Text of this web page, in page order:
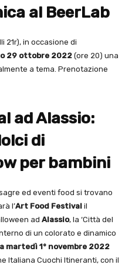
al BeerLab
21r), in occasione di
29 ottobre 2022 (ore 20) una
a tema. Prenotazione
ad Alassio:
di
per bambini
ed eventi food si trovano
l’Art Food Festival il
ad Alassio, la ‘Città del
di un colorato e dinamico
martedì 1° novembre 2022
Italiana Cuochi Itineranti, con il